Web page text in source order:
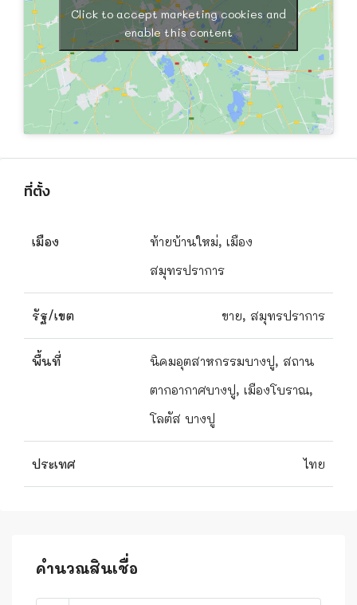
Click to accept marketing cookies and
enable this content
ที่ตั้ง
เมือง
ท้ายบ้านใหม่, เมือง
สมุทรปราการ
รัฐ/เขต ขาย, สมุทรปราการ
พื้นที่
นิคมอุตสาหกรรมบางปู, สถาน
ตากอากาศบางปู, เมืองโบราณ,
โลตัส บางปู
ประเทศ ไทย
คำนวณสินเชื่อ